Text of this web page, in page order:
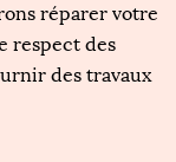
réparer votre
respect des
des travaux